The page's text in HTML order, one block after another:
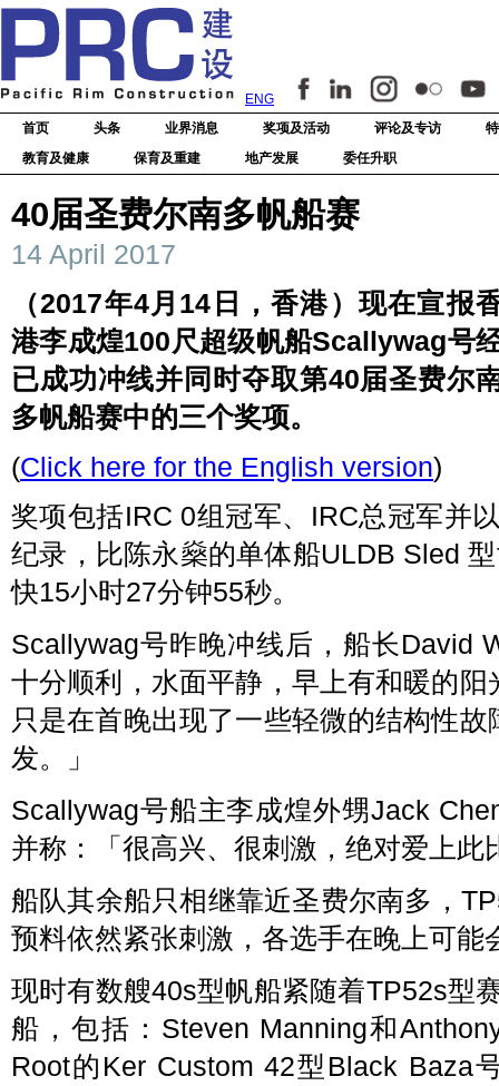
ENG
首页
头条 业界消息 奖项及活动 评论及专访
教育及健康
保育及重建 地产发展 委任升职
40届圣费尔南多帆船赛
14 April 2017
（2017年4月14日，香港）现在宣报
港李成煌100尺超级帆船Scallywag号
已成功冲线并同时夺取第40届圣费尔
多帆船赛中的三个奖项。
(Click here for the English version)
奖项包括IRC 0组冠军、IRC总冠军并
纪录，比陈永燊的单体船ULDB Sled
快15小时27分钟55秒。
Scallywag号昨晚冲线后，船长David
十分顺利，水面平静，早上有和暖的
只是在首晚出现了一些轻微的结构性
发。」
Scallywag号船主李成煌外甥Jack
并称：「很高兴、很刺激，绝对爱上此
船队其余船只相继靠近圣费尔南多，
预料依然紧张刺激，各选手在晚上可能
现时有数艘40s型帆船紧随着TP52s型
船，包括：Steven Manning和
Root的Ker Custom 42型Black Baza